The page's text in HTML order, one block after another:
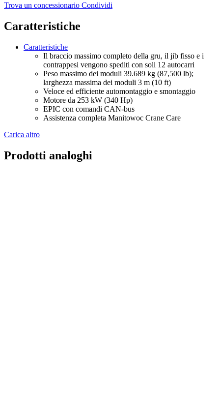
Trova un concessionario Condividi
Caratteristiche
Caratteristiche
Il braccio massimo completo della gru, il jib fisso e i
contrappesi vengono spediti con soli 12 autocarri
Peso massimo dei moduli 39.689 kg (87,500 lb);
larghezza massima dei moduli 3 m (10 ft)
Veloce ed efficiente automontaggio e smontaggio
Motore da 253 kW (340 Hp)
EPIC con comandi CAN-bus
Assistenza completa Manitowoc Crane Care
Carica altro
Prodotti analoghi